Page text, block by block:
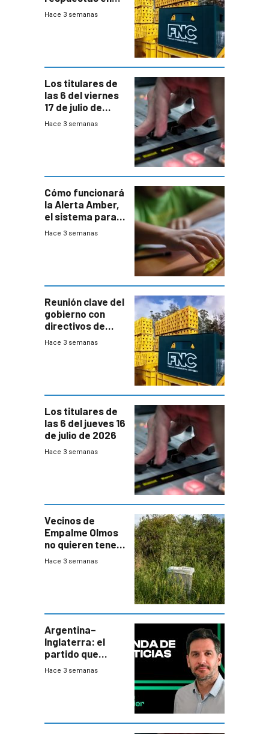
medio de
Hace 3 semanas
Los titulares de
las 6 del viernes
17 de julio de
2026
Hace 3 semanas
Cómo funcionará
la Alerta Amber,
el sistema para
la búsqueda
Hace 3 semanas
Reunión clave del
gobierno con
directivos de
Fábricas
Hace 3 semanas
Los titulares de
las 6 del jueves 16
de julio de 2026
Hace 3 semanas
Vecinos de
Empalme Olmos
no quieren tener
cerca una planta
departamental
Hace 3 semanas
Argentina–
Inglaterra: el
partido que
nunca termina
Hace 3 semanas